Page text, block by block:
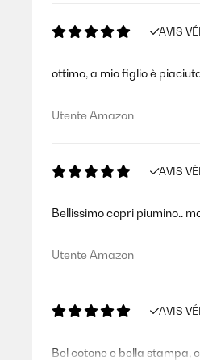
AVIS
ottimo, a mio figlio è
Utente Amazon
AVIS
Bellissimo copri piumino..
Utente Amazon
AVIS
Bel cotone e bella stampa,